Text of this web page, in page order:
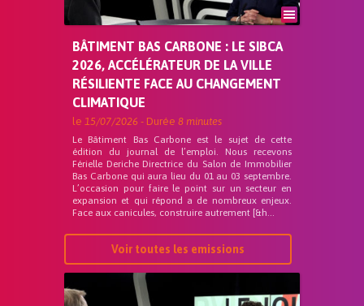
BÂTIMENT BAS CARBONE : LE SIBCA
2026, ACCÉLÉRATEUR DE LA VILLE
RÉSILIENTE FACE AU CHANGEMENT
CLIMATIQUE
le 15/07/2026 - Durée 8 minutes
Le Bâtiment Bas Carbone est le sujet de cette
édition du journal de l’emploi. Nous recevons
Férielle Deriche Directrice du Salon de Immobilier
Bas Carbone qui aura lieu du 01 au 03 septembre.
L’occasion pour faire le point sur un secteur en
expansion et qui répond a de nombreux enjeux.
Face aux canicules, construire autrement [&h...
Voir toutes les emissions